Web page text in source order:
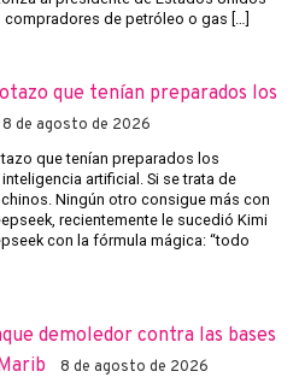
de petróleo o gas […]
que tenían preparados los
8 de agosto de 2026
que tenían preparados los
artificial. Si se trata de
Ningún otro consigue más con
recientemente le sucedió Kimi
con la fórmula mágica: “todo
demoledor contra las bases
8 de agosto de 2026